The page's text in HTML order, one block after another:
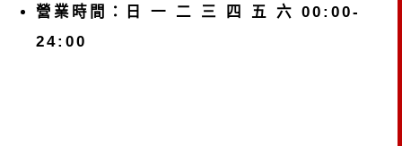
營業時間：日 一 二 三 四 五 六 00:00-
24:00